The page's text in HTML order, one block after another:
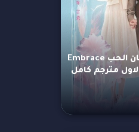
مسلسل احتضان الحب Embrace